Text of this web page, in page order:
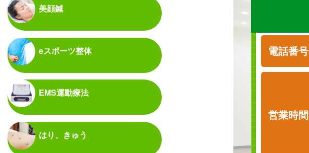
電話番号
営業時間
美顔鍼
eスポーツ整体
EMS運動療法
はり、きゅう